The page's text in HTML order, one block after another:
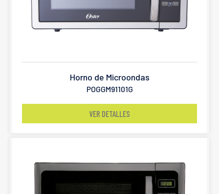
Horno de Microondas
POGGM91101G
VER DETALLES